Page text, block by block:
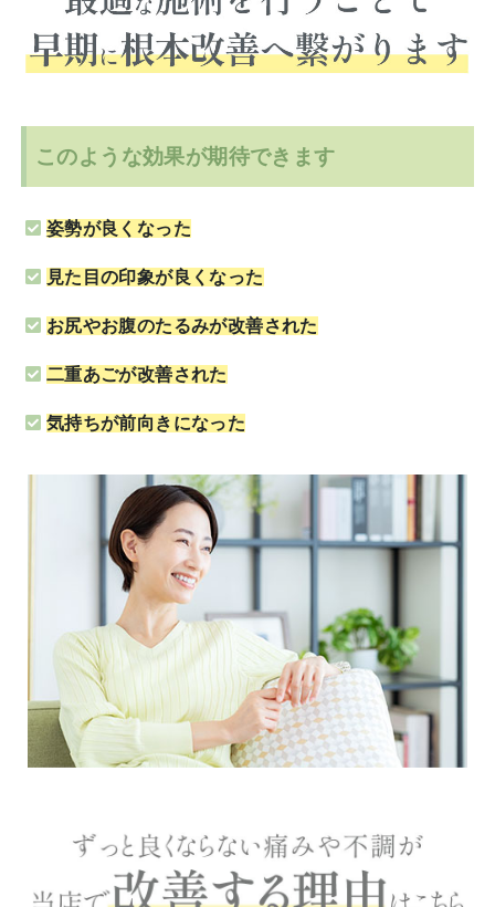
このような効果が期待できます
姿勢が良くなった
見た目の印象が良くなった
お尻やお腹のたるみが改善された
二重あごが改善された
気持ちが前向きになった